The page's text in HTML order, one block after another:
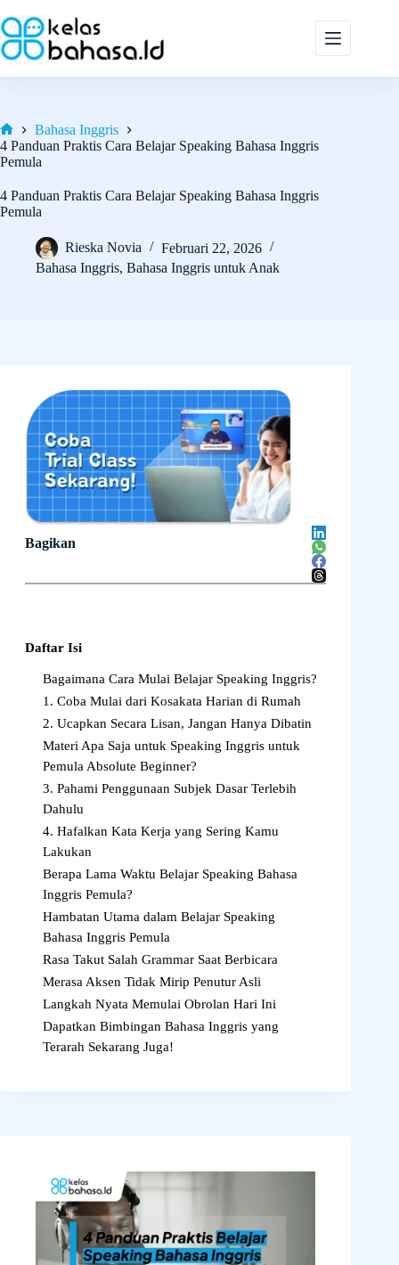
to
content
Home
Bahasa Inggris
4 Panduan Praktis Cara Belajar Speaking Bahasa Inggris
Pemula
4 Panduan Praktis Cara Belajar Speaking Bahasa Inggris
Pemula
Rieska Novia
Februari 22, 2026
Bahasa Inggris, Bahasa Inggris untuk Anak
Bagikan
Daftar Isi
Bagaimana Cara Mulai Belajar Speaking Inggris?
1. Coba Mulai dari Kosakata Harian di Rumah
2. Ucapkan Secara Lisan, Jangan Hanya Dibatin
Materi Apa Saja untuk Speaking Inggris untuk
Pemula Absolute Beginner?
3. Pahami Penggunaan Subjek Dasar Terlebih
Dahulu
4. Hafalkan Kata Kerja yang Sering Kamu
Lakukan
Berapa Lama Waktu Belajar Speaking Bahasa
Inggris Pemula?
Hambatan Utama dalam Belajar Speaking
Bahasa Inggris Pemula
Rasa Takut Salah Grammar Saat Berbicara
Merasa Aksen Tidak Mirip Penutur Asli
Langkah Nyata Memulai Obrolan Hari Ini
Dapatkan Bimbingan Bahasa Inggris yang
Terarah Sekarang Juga!